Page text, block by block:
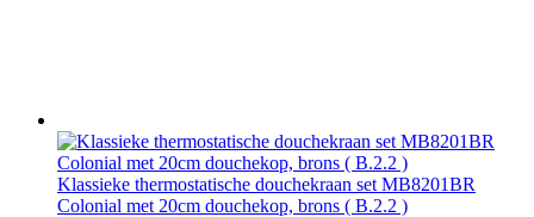
Klassieke thermostatische douchekraan set MB8201BR
Colonial met 20cm douchekop, brons ( B.2.2 )